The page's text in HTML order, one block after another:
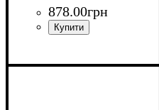
878.00грн